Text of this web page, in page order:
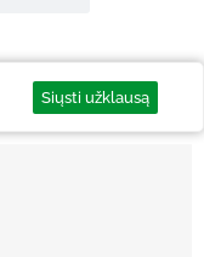
Siųsti užklausą